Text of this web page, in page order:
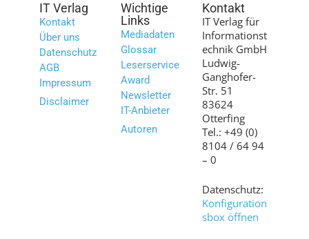
IT Verlag
Kontakt
Über uns
Datenschutz
AGB
Impressum
Disclaimer
Wichtige
Links
Mediadaten
Glossar
Leserservice
Award
Newsletter
IT-Anbieter
Autoren
Kontakt
IT Verlag für
Informationst
echnik GmbH
Ludwig-
Ganghofer-
Str. 51
83624
Otterfing
Tel.: +49 (0)
8104 / 64 94
– 0
Datenschutz:
Konfiguration
sbox öffnen